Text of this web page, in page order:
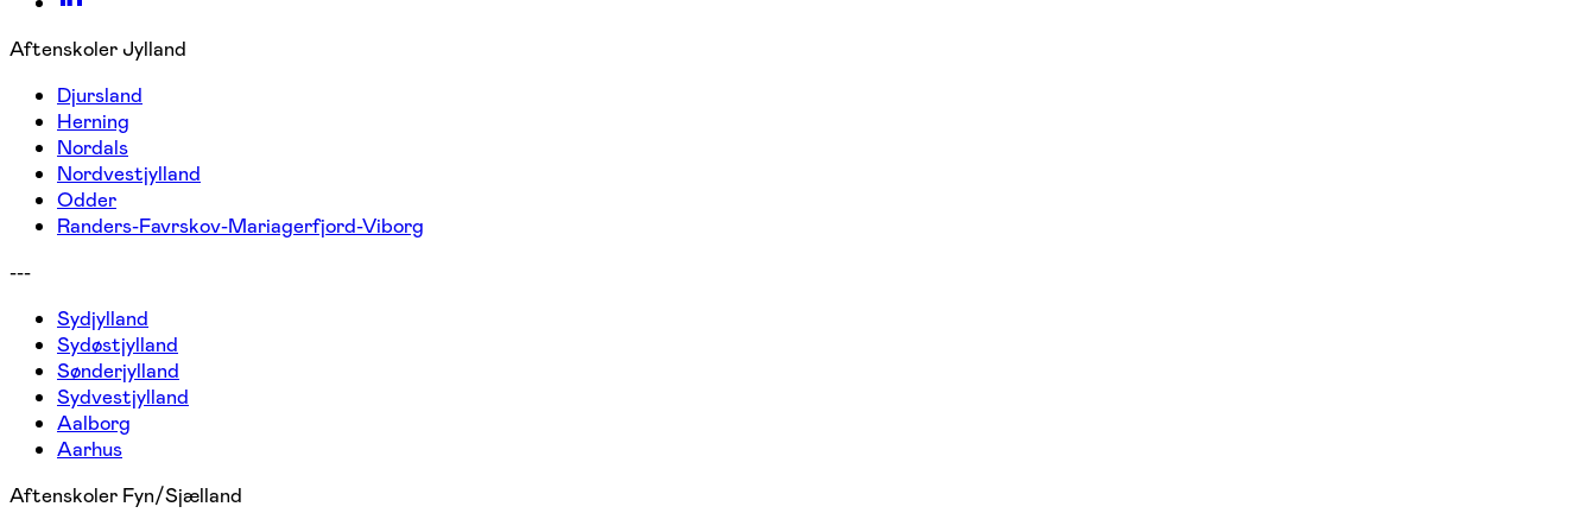
Aftenskoler Jylland
Djursland
Herning
Nordals
Nordvestjylland
Odder
Randers-Favrskov-Mariagerfjord-Viborg
---
Sydjylland
Sydøstjylland
Sønderjylland
Sydvestjylland
Aalborg
Aarhus
Aftenskoler Fyn/Sjælland